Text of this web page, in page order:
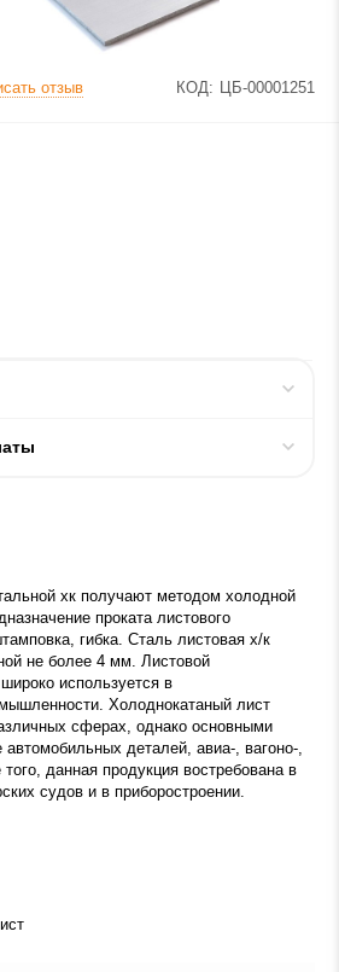
отзыв КОД: ЦБ-00001251
хк получают методом холодной
проката листового
гибка. Сталь листовая х/к
не более 4 мм. Листовой
используется в
Холоднокатаный лист
сферах, однако основными
автомобильных деталей, авиа-, вагоно-,
данная продукция востребована в
судов и в приборостроении.